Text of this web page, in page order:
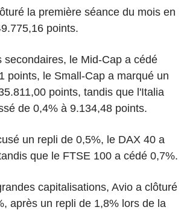
la première séance du mois en
points.
secondaires, le Mid-Cap a cédé
points, le Small-Cap a marqué un
points, tandis que l'Italia
de 0,4% à 9.134,48 points.
un repli de 0,5%, le DAX 40 a
que le FTSE 100 a cédé 0,7%.
capitalisations, Avio a clôturé
après un repli de 1,8% lors de la